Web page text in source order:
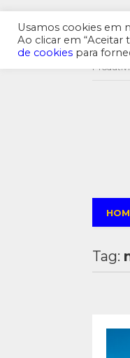
Tag:
Usamos cookies em
Ao clicar em
de cookies para